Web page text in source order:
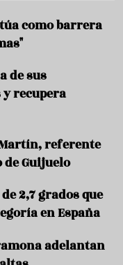
como barrera
de sus
recupera
referente
Guijuelo
2,7 grados que
en España
adelantan